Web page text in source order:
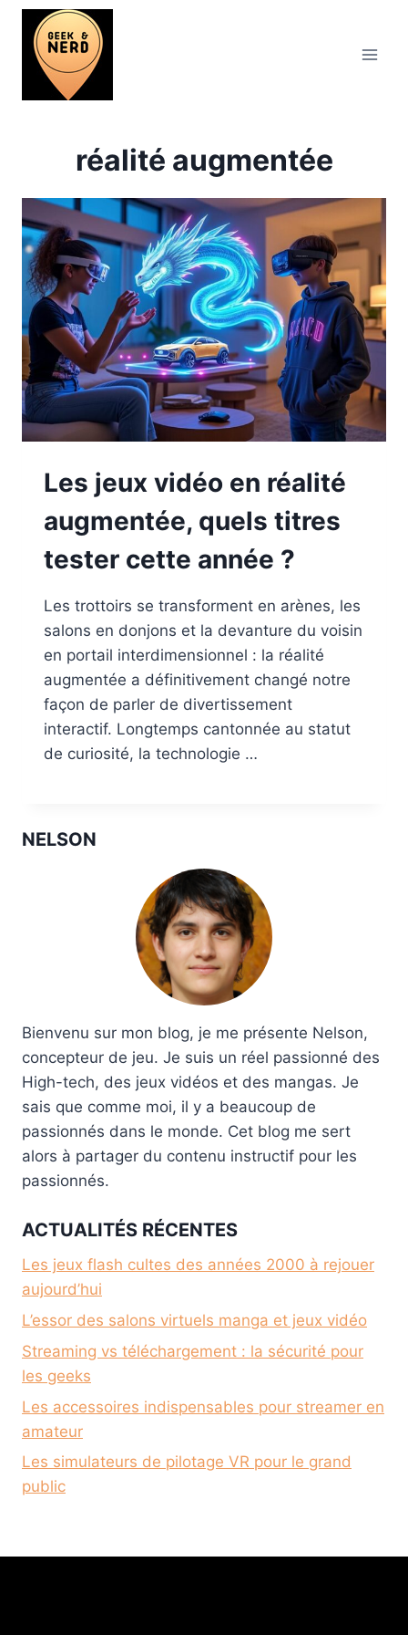
Aller
contenu
réalité augmentée
Les jeux vidéo en réalité
augmentée, quels titres
tester cette année ?
Les trottoirs se transforment en arènes, les
salons en donjons et la devanture du voisin
en portail interdimensionnel : la réalité
augmentée a définitivement changé notre
façon de parler de divertissement
interactif. Longtemps cantonnée au statut
de curiosité, la technologie …
NELSON
Bienvenu sur mon blog, je me présente Nelson,
concepteur de jeu. Je suis un réel passionné des
High-tech, des jeux vidéos et des mangas. Je
sais que comme moi, il y a beaucoup de
passionnés dans le monde. Cet blog me sert
alors à partager du contenu instructif pour les
passionnés.
ACTUALITÉS RÉCENTES
Les jeux flash cultes des années 2000 à rejouer
aujourd’hui
L’essor des salons virtuels manga et jeux vidéo
Streaming vs téléchargement : la sécurité pour
les geeks
Les accessoires indispensables pour streamer en
amateur
Les simulateurs de pilotage VR pour le grand
public